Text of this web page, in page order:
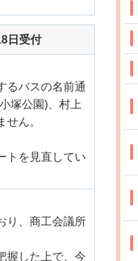
日受付
るバスの名前通
塚公園)、村上
ん。
トを見直してい
り、商工会議所
握した上で、今